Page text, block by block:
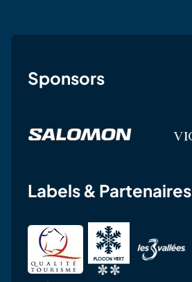
Sponsors
Labels & Partenaires